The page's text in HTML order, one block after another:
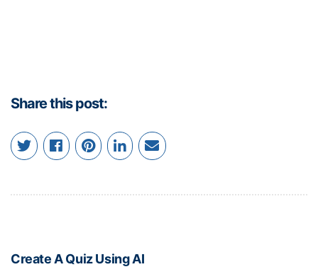
Share this post:
Create A Quiz Using AI